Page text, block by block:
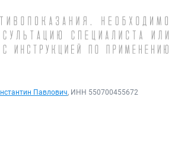
Павлович, ИНН 550700455672